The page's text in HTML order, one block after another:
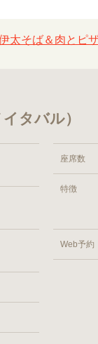
太そば＆肉とピ
タバル）
座席数
特徴
Web予約